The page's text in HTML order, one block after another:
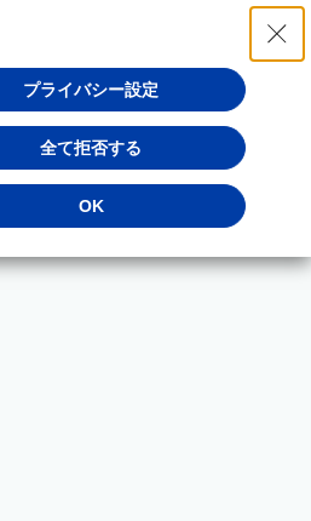
プライバシー設定
全て拒否する
OK